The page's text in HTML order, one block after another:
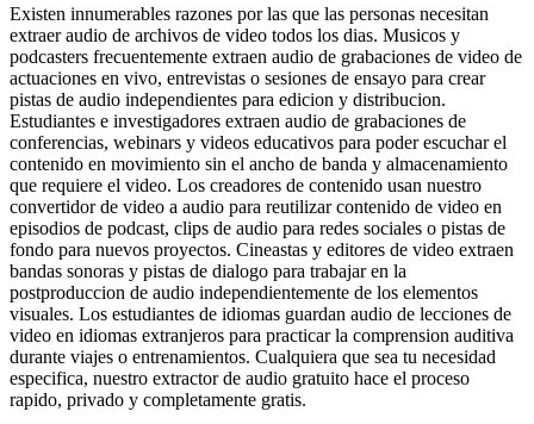
Existen innumerables razones por las que las personas necesitan
extraer audio de archivos de video todos los dias. Musicos y
podcasters frecuentemente extraen audio de grabaciones de video de
actuaciones en vivo, entrevistas o sesiones de ensayo para crear
pistas de audio independientes para edicion y distribucion.
Estudiantes e investigadores extraen audio de grabaciones de
conferencias, webinars y videos educativos para poder escuchar el
contenido en movimiento sin el ancho de banda y almacenamiento
que requiere el video. Los creadores de contenido usan nuestro
convertidor de video a audio para reutilizar contenido de video en
episodios de podcast, clips de audio para redes sociales o pistas de
fondo para nuevos proyectos. Cineastas y editores de video extraen
bandas sonoras y pistas de dialogo para trabajar en la
postproduccion de audio independientemente de los elementos
visuales. Los estudiantes de idiomas guardan audio de lecciones de
video en idiomas extranjeros para practicar la comprension auditiva
durante viajes o entrenamientos. Cualquiera que sea tu necesidad
especifica, nuestro extractor de audio gratuito hace el proceso
rapido, privado y completamente gratis.